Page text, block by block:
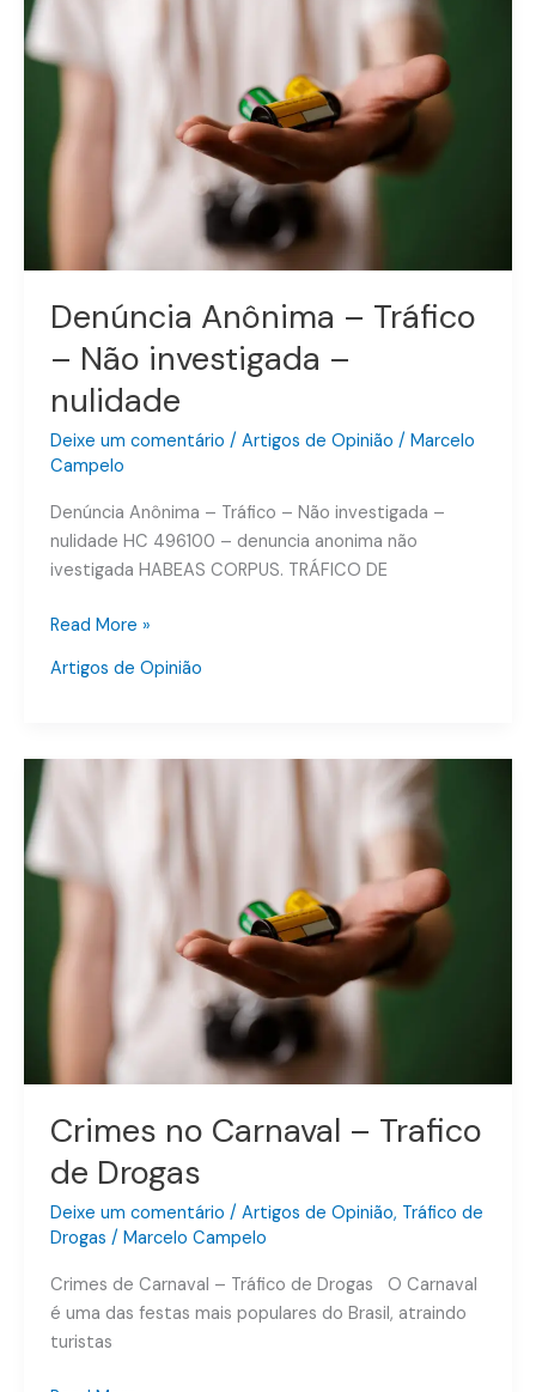
Denúncia Anônima – Tráfico
– Não investigada –
nulidade
Deixe um comentário / Artigos de Opinião / Marcelo
Campelo
Denúncia Anônima – Tráfico – Não investigada –
nulidade HC 496100 – denuncia anonima não
ivestigada HABEAS CORPUS. TRÁFICO DE
–
investigada
–
Read More »
Artigos de Opinião
Crimes no Carnaval – Trafico
de Drogas
Deixe um comentário / Artigos de Opinião, Tráfico de
Drogas / Marcelo Campelo
Crimes de Carnaval – Tráfico de Drogas O Carnaval
é uma das festas mais populares do Brasil, atraindo
turistas
Trafico
Drogas